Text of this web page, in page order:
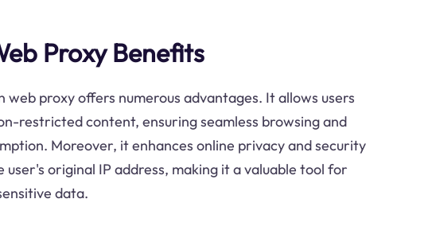
Proxy Benefits
web proxy offers numerous advantages. It allows users
restricted content, ensuring seamless browsing and
Moreover, it enhances online privacy and security
user's original IP address, making it a valuable tool for
data.